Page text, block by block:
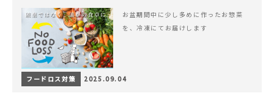
お盆期間中に少し多めに作ったお惣菜
を、冷凍にてお届けします
フードロス対策 2025.09.04